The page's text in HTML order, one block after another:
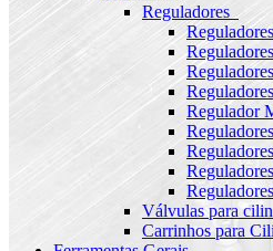
Reguladores
Regulador
Válvulas para
Carrinhos para